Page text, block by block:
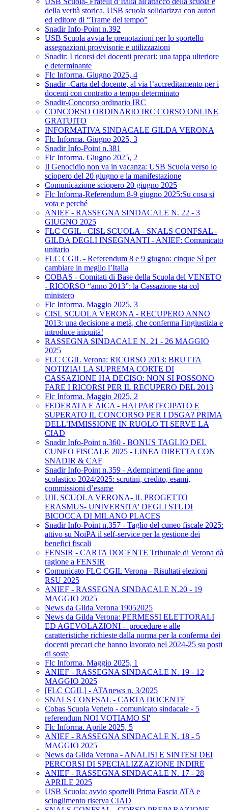
della verità storica. USB scuola solidarizza con autori
ed editore di “Trame del tempo”
Snadir Info-Point n.392
USB Scuola avvia le prenotazioni per lo sportello
assegnazioni provvisorie e utilizzazioni
Snadir: I ricorsi dei docenti precari: una tappa ulteriore
e determinante
Flc Informa. Giugno 2025, 4
Snadir -Carta del docente, al via l’accreditamento per i
docenti con contratto a tempo determinato
Snadir-Concorso ordinario IRC
CONCORSO ORDINARIO IRC CORSO ONLINE
GRATUITO
INFORMATIVA SINDACALE GILDA VERONA
Flc Informa. Giugno 2025, 3
Snadir Info-Point n.381
Flc Informa. Giugno 2025, 2
Il Genocidio non va in vacanza: USB Scuola verso lo
sciopero del 20 giugno e la manifestazione
Comunicazione sciopero 20 giugno 2025
Flc Informa-Referendum 8-9 giugno 2025:Su cosa si
vota e perché
ANIEF - RASSEGNA SINDACALE N. 22 - 3
GIUGNO 2025
FLC CGIL - CISL SCUOLA - SNALS CONFSAL -
GILDA DEGLI INSEGNANTI - ANIEF: Comunicato
unitario
FLC CGIL - Referendum 8 e 9 giugno: cinque Sì per
cambiare in meglio l’Italia
COBAS - Comitati di Base della Scuola del VENETO
- RICORSO “anno 2013”: la Cassazione sta col
ministero
Flc Informa. Maggio 2025, 3
CISL SCUOLA VERONA - RECUPERO ANNO
2013: una decisione a metà, che conferma l'ingiustizia e
introduce iniquità!
RASSEGNA SINDACALE N. 21 - 26 MAGGIO
2025
FLC CGIL Verona: RICORSO 2013: BRUTTA
NOTIZIA! LA SUPREMA CORTE DI
CASSAZIONE HA DECISO: NON SI POSSONO
FARE I RICORSI PER IL RECUPERO DEL 2013
Flc Informa. Maggio 2025, 2
FEDERATA E AICA - HAI PARTECIPATO E
SUPERATO IL CONCORSO PER I DSGA? PRIMA
DELL’IMMISSIONE IN RUOLO TI SERVE LA
CIAD
Snadir Info-Point n.360 - BONUS TAGLIO DEL
CUNEO FISCALE 2025 - LINEA DIRETTA CON
SNADIR & CAF
Snadir Info-Point n.359 - Adempimenti fine anno
scolastico 2024/2025: scrutini, credito, esami,
commissioni d’esame
UIL SCUOLA VERONA- IL PROGETTO
ERASMUS- UNIVERSITA' DEGLI STUDI
BICOCCA DI MILANO PLACES
Snadir Info-Point n.357 - Taglio del cuneo fiscale 2025:
attivo su NoiPA il self-service per la gestione dei
benefici fiscali
FENSIR - CARTA DOCENTE Tribunale di Verona dà
ragione a FENSIR
Comunicato FLC CGIL Verona - Risultati elezioni
RSU 2025
ANIEF - RASSEGNA SINDACALE N.20 - 19
MAGGIO 2025
News da Gilda Verona 19052025
News da Gilda Verona: PERMESSI ELETTORALI
ED AGEVOLAZIONI - procedure e alle
caratteristiche richieste dalla norma per la conferma dei
docenti precari che hanno lavorato nel 2024-25 su posti
di soste
Flc Informa. Maggio 2025, 1
ANIEF - RASSEGNA SINDACALE N. 19 - 12
MAGGIO 2025
[FLC CGIL] - ATAnews n. 3/2025
SNALS CONFSAL - CARTA DOCENTE
Cobas Scuola Veneto - comunicato sindacale - 5
referendum NOI VOTIAMO SI'
Flc Informa. Aprile 2025, 5
ANIEF - RASSEGNA SINDACALE N. 18 - 5
MAGGIO 2025
News da Gilda Verona - ANALISI E SINTESI DEI
PERCORSI DI SPECIALIZZAZIONE INDIRE
ANIEF - RASSEGNA SINDACALE N. 17 - 28
APRILE 2025
USB Scuola: avvio sportelli Prima Fascia ATA e
scioglimento riserva CIAD